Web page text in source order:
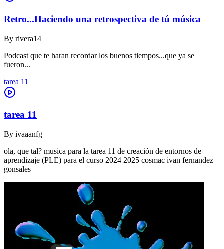
Retro...Haciendo una retrospectiva de tú música
By rivera14
Podcast que te haran recordar los buenos tiempos...que ya se
fueron...
tarea 11
tarea 11
By ivaaanfg
ola, que tal? musica para la tarea 11 de creación de entornos de
aprendizaje (PLE) para el curso 2024 2025 cosmac ivan fernandez
gonsales